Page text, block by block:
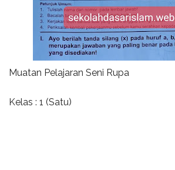
Muatan Pelajaran Seni Rupa
Kelas : 1 (Satu)